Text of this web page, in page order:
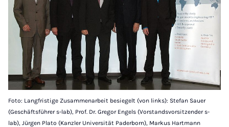
Foto: Langfristige Zusammenarbeit besiegelt (von links): Stefan Sauer
(Geschäftsführer s-lab), Prof. Dr. Gregor Engels (Vorstandsvorsitzender s-
lab), Jürgen Plato (Kanzler Universität Paderborn), Markus Hartmann